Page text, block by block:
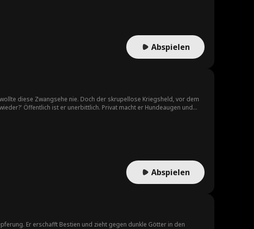
Abspielen
diese Zwangsehe nie. Doch der skrupellose Kriegsheld, vor dem
Öffentlich ist er unerbittlich. Privat macht er Hundeaugen und
Abspielen
Er erschafft Bestien und zieht gegen dunkle Götter in den